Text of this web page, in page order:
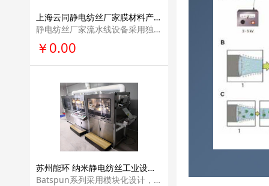
上海云同静电纺丝厂家膜材料产业化设备纳米纤维生产线产业化解决方案企业研发机构研发设备YT-MC-I型
静电纺丝厂家流水线设备采用独特的无针纤维发生工艺，无原料堵塞，并且保 证了纳米纤维直径的均匀性。
￥0.00
苏州能环 纳米静电纺丝工业设备材料生产线产业化解决方案能源电池材料领域专业量产设备Batspun系列
Batspun系列采用模块化设计，扩展性强，可根 据客户需求定制产能；兼容性高，可根据客户需求定制多种配件用于环境控制，多组分 纺丝等。